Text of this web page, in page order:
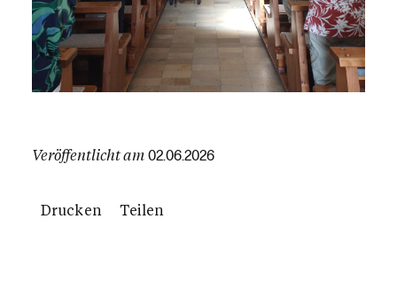
Veröffentlicht am 02.06.2026
Drucken Teilen